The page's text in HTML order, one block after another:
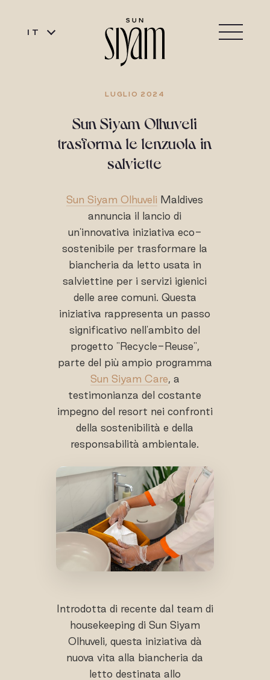
IT
LUGLIO 2024
Sun Siyam Olhuveli
trasforma le lenzuola in
salviette
Sun Siyam Olhuveli Maldives
annuncia il lancio di
un'innovativa iniziativa eco-
sostenibile per trasformare la
biancheria da letto usata in
salviettine per i servizi igienici
delle aree comuni. Questa
iniziativa rappresenta un passo
significativo nell'ambito del
progetto "Recycle-Reuse",
parte del più ampio programma
Sun Siyam Care, a
testimonianza del costante
impegno del resort nei confronti
della sostenibilità e della
responsabilità ambientale.
Introdotta di recente dal team di
housekeeping di Sun Siyam
Olhuveli, questa iniziativa dà
nuova vita alla biancheria da
letto destinata allo